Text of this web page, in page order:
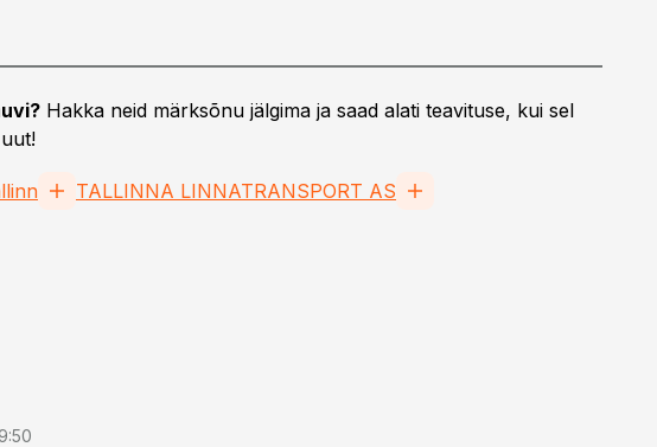
Hakka neid märksõnu jälgima ja saad alati teavituse, kui sel
TALLINNA LINNATRANSPORT AS